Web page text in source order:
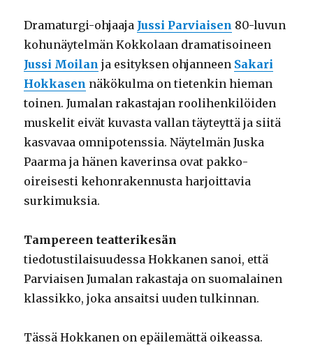
Dramaturgi-ohjaaja Jussi Parviaisen 80-luvun
kohunäytelmän Kokkolaan dramatisoineen
Jussi Moilan ja esityksen ohjanneen Sakari
Hokkasen näkökulma on tietenkin hieman
toinen. Jumalan rakastajan roolihenkilöiden
muskelit eivät kuvasta vallan täyteyttä ja siitä
kasvavaa omnipotenssia. Näytelmän Juska
Paarma ja hänen kaverinsa ovat pakko-
oireisesti kehonrakennusta harjoittavia
surkimuksia.
Tampereen teatterikesän
tiedotustilaisuudessa Hokkanen sanoi, että
Parviaisen Jumalan rakastaja on suomalainen
klassikko, joka ansaitsi uuden tulkinnan.
Tässä Hokkanen on epäilemättä oikeassa.